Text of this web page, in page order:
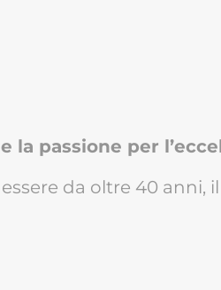
passione per
da oltre 40 anni,